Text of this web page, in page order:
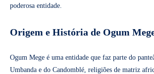
poderosa entidade.
Origem e História de Ogum
Ogum Mege é uma entidade que faz parte do
Umbanda e do Candomblé, religiões de matriz